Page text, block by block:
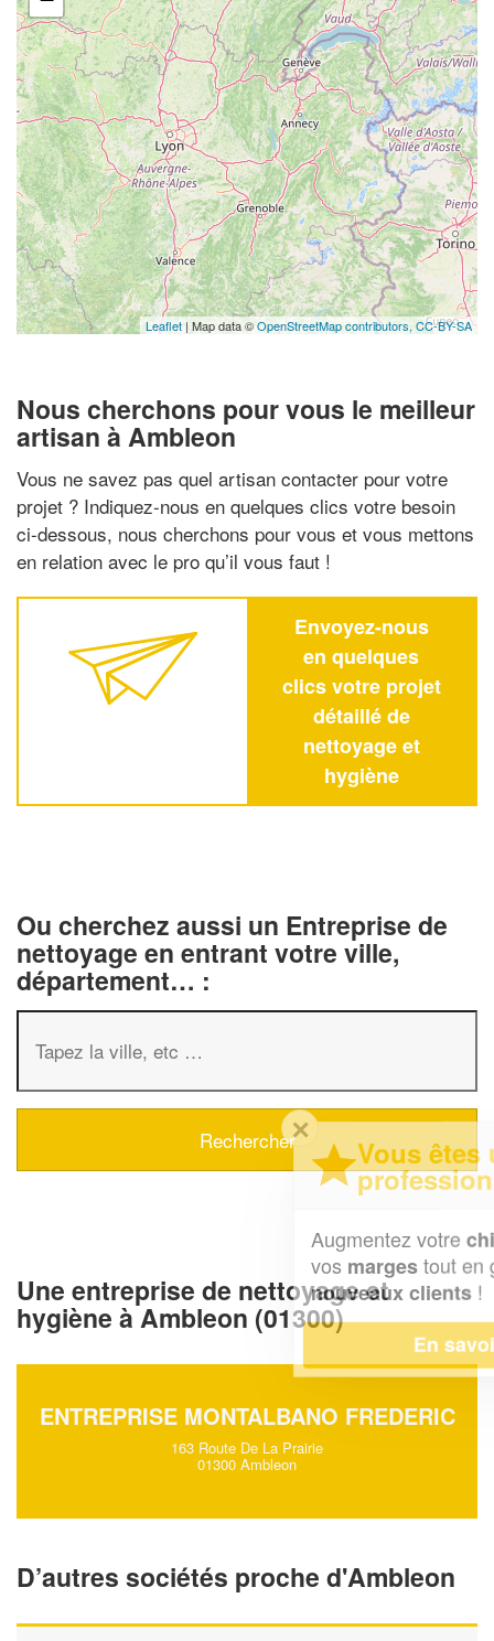
Leaflet | Map data ©OpenStreetMap contributors, CC-BY-SA
Nous cherchons pour vous le meilleur
artisan à Ambleon
Vous ne savez pas quel artisan contacter pour votre
projet ? Indiquez-nous en quelques clics votre besoin
ci-dessous, nous cherchons pour vous et vous mettons
en relation avec le pro qu’il vous faut !
Envoyez-nous
en quelques
clics votre projet
détaillé de
nettoyage et
hygiène
Ou cherchez aussi un Entreprise de
nettoyage en entrant votre ville,
département… :
Une entreprise de nettoyage et
hygiène à Ambleon (01300)
ENTREPRISE MONTALBANO FREDERIC
163 Route De La Prairie
01300 Ambleon
D’autres sociétés proche d'Ambleon
Vous êtes un
professionnel ?
chiffre d'affaireset
tout en gagnant de
nouveaux clients!